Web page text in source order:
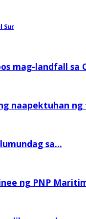
Sur
mag-landfall sa
naapektuhan
sa...
ng PNP